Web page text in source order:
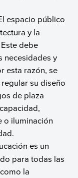
espacio público
y la
debe
necesidades y
esta razón, se
su diseño
de plaza
o iluminación
es un
para todas las
la